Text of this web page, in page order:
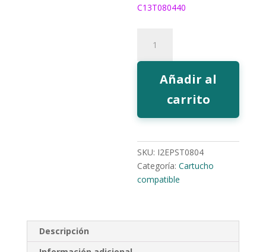
C13T080440
Tinta
EcoInk
cantidad
Añadir al
carrito
SKU: I2EPST0804
Categoría:Cartucho
compatible
Descripción